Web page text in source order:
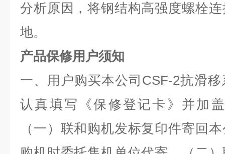
分析原因，将钢结构高强度螺栓
地。
产品保修用户须知
一、用户购买本公司CSF-2抗滑
认真填写《保修登记卡》并加
（一）联和购机发标复印件寄回